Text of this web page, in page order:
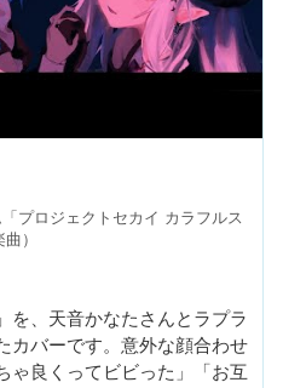
プロジェクトセカイ カラフルス
）
を、天音かなたさんとラプラ
カバーです。意外な顔合わせ
ゃ良くってビビった」「お互